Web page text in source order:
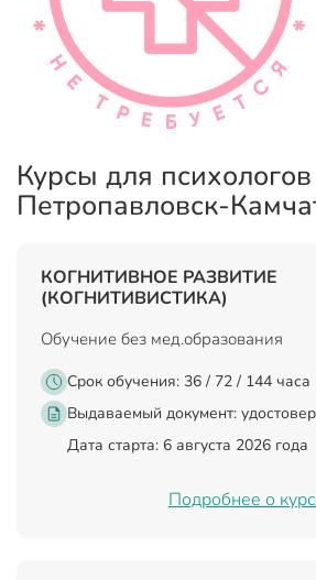
Курсы для
Петропавловск-
КОГНИТИВНОЕ РАЗВИТИЕ
(КОГНИТИВИСТИКА)
Обучение без мед.образования
Срок обучения: 36 / 72 / 144 часа
Выдаваемый документ:
Дата старта: 6 августа 2026 года
Подробнее о